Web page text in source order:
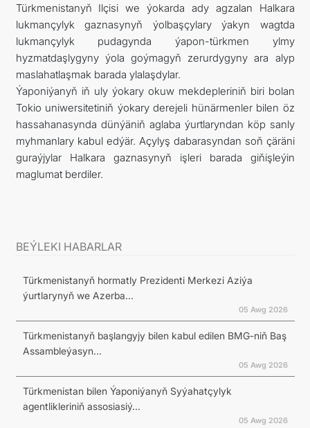
Türkmenistanyň Ilçisi we ýokarda ady agzalan Halkara
lukmançylyk gaznasynyň ýolbaşçylary ýakyn wagtda
lukmançylyk pudagynda ýapon-türkmen ylmy
hyzmatdaşlygyny ýola goýmagyň zerurdygyny ara alyp
maslahatlaşmak barada ylalaşdylar.
Ýaponiýanyň iň uly ýokary okuw mekdepleriniň biri bolan
Tokio uniwersitetiniň ýokary derejeli hünärmenler bilen öz
hassahanasynda dünýäniň aglaba ýurtlaryndan köp sanly
myhmanlary kabul edýär. Açylyş dabarasyndan soň çäräni
guraýjylar Halkara gaznasynyň işleri barada giňişleýin
maglumat berdiler.
BEÝLEKI HABARLAR
Türkmenistanyň hormatly Prezidenti Merkezi Aziýa
ýurtlarynyň we Azerba...
05 Awg 2026
Türkmenistanyň başlangyjy bilen kabul edilen BMG-niň Baş
Assambleýasyn...
05 Awg 2026
Türkmenistan bilen Ýaponiýanyň Syýahatçylyk
agentlikleriniň assosiasiý...
05 Awg 2026